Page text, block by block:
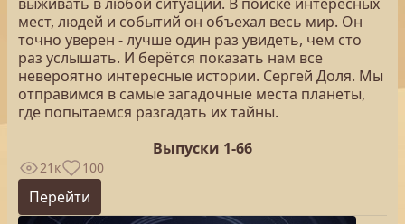
мест, людей и событий он объехал весь мир. Он
точно уверен - лучше один раз увидеть, чем сто
раз услышать. И берётся показать нам все
невероятно интересные истории. Сергей Доля. Мы
отправимся в самые загадочные места планеты,
где попытаемся разгадать их тайны.
Выпуски 1-66
21к 100
Перейти